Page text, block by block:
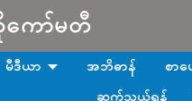
ကော်မတီ
မီဒီယာ အဘိဓာန် စာ